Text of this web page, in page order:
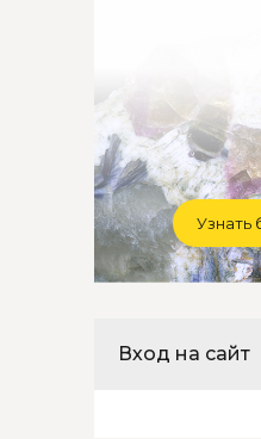
Узнать
Вход на сайт